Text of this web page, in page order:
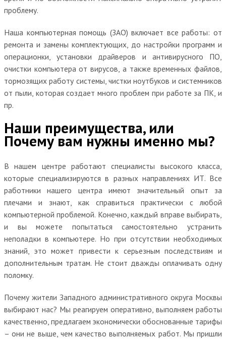
проблему.
Наша компьютерная помощь (ЗАО) включает все работы: от
ремонта и замены комплектующих, до настройки программ и
операционки, установки драйверов и антивирусного ПО,
очистки компьютера от вирусов, а также временных файлов,
тормозящих работу системы, чистки ноутбуков и системников
от пыли, которая создает много проблем при работе за ПК, и
пр.
Наши преимущества, или
Почему вам нужны именно мы?
В нашем центре работают специалисты высокого класса,
которые специализируются в разных направлениях ИТ. Все
работники нашего центра имеют значительный опыт за
плечами и знают, как справиться практически с любой
компьютерной проблемой. Конечно, каждый вправе выбирать,
и вы можете попытаться самостоятельно устранить
неполадки в компьютере. Но при отсутствии необходимых
знаний, это может привести к серьезным последствиям и
дополнительным тратам. Не стоит дважды оплачивать одну
поломку.
Почему жители Западного административного округа Москвы
выбирают нас? Мы реагируем оперативно, выполняем работы
качественно, предлагаем экономически обоснованные тарифы
– они не выше, чем качество выполняемых работ. Мы пришли